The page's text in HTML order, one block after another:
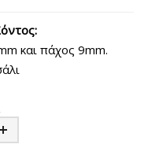
και πάχος 9mm.
Plus